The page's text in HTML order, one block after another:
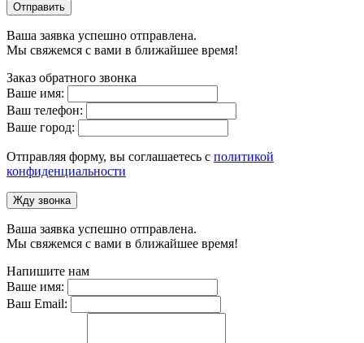
Отправить
Ваша заявка успешно отправлена.
Мы свяжемся с вами в ближайшее время!
Заказ обратного звонка
Ваше имя:
Ваш телефон:
Ваше город:
Отправляя форму, вы соглашаетесь с политикой
конфиденциальности
Жду звонка
Ваша заявка успешно отправлена.
Мы свяжемся с вами в ближайшее время!
Напишите нам
Ваше имя:
Ваш Email: